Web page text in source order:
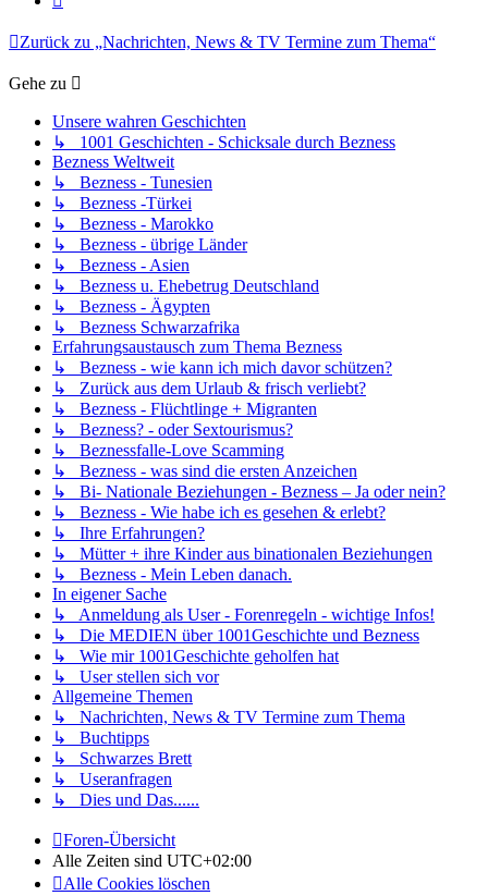
Zurück zu „Nachrichten, News & TV Termine zum Thema“
Gehe zu
Unsere wahren Geschichten
↳ 1001 Geschichten - Schicksale durch Bezness
Bezness Weltweit
↳ Bezness - Tunesien
↳ Bezness -Türkei
↳ Bezness - Marokko
↳ Bezness - übrige Länder
↳ Bezness - Asien
↳ Bezness u. Ehebetrug Deutschland
↳ Bezness - Ägypten
↳ Bezness Schwarzafrika
Erfahrungsaustausch zum Thema Bezness
↳ Bezness - wie kann ich mich davor schützen?
↳ Zurück aus dem Urlaub & frisch verliebt?
↳ Bezness - Flüchtlinge + Migranten
↳ Bezness? - oder Sextourismus?
↳ Beznessfalle-Love Scamming
↳ Bezness - was sind die ersten Anzeichen
↳ Bi- Nationale Beziehungen - Bezness – Ja oder nein?
↳ Bezness - Wie habe ich es gesehen & erlebt?
↳ Ihre Erfahrungen?
↳ Mütter + ihre Kinder aus binationalen Beziehungen
↳ Bezness - Mein Leben danach.
In eigener Sache
↳ Anmeldung als User - Forenregeln - wichtige Infos!
↳ Die MEDIEN über 1001Geschichte und Bezness
↳ Wie mir 1001Geschichte geholfen hat
↳ User stellen sich vor
Allgemeine Themen
↳ Nachrichten, News & TV Termine zum Thema
↳ Buchtipps
↳ Schwarzes Brett
↳ Useranfragen
↳ Dies und Das......
Foren-Übersicht
Alle Zeiten sind UTC+02:00
Alle Cookies löschen